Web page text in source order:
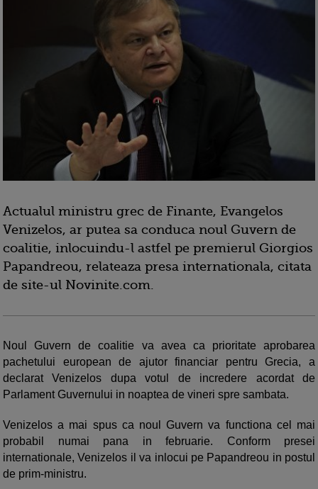
Actualul ministru grec de Finante, Evangelos
Venizelos, ar putea sa conduca noul Guvern de
coalitie, inlocuindu-l astfel pe premierul Giorgios
Papandreou, relateaza presa internationala, citata
de site-ul Novinite.com.
Noul Guvern de coalitie va avea ca prioritate aprobarea
pachetului european de ajutor financiar pentru Grecia, a
declarat Venizelos dupa votul de incredere acordat de
Parlament Guvernului in noaptea de vineri spre sambata.
Venizelos a mai spus ca noul Guvern va functiona cel mai
probabil numai pana in februarie. Conform presei
internationale, Venizelos il va inlocui pe Papandreou in postul
de prim-ministru.